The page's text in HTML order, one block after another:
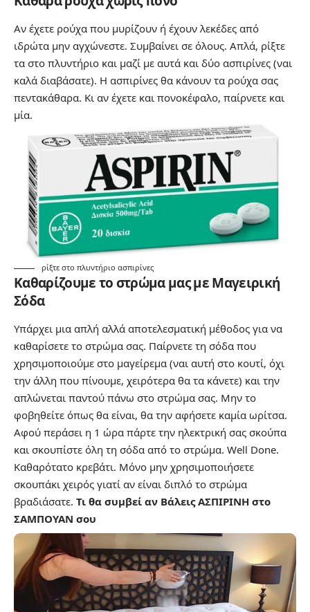
Αν έχετε ρούχα που μυρίζουν ή έχουν λεκέδες από
ιδρώτα μην αγχώνεστε. Συμβαίνει σε όλους. Απλά, ρίξτε
τα στο πλυντήριο και μαζί με αυτά και δύο ασπιρίνες (ναι
καλά διαβάσατε). Η ασπιρίνες θα κάνουν τα ρούχα σας
πεντακάθαρα. Κι αν έχετε και πονοκέφαλο, παίρνετε και
μία.
ρίξτε στο πλυντήριο ασπιρίνες
Καθαρίζουμε το στρώμα μας με Μαγειρική
Σόδα
Υπάρχει μια απλή αλλά αποτελεσματική μέθοδος για να
καθαρίσετε το στρώμα σας. Παίρνετε τη σόδα που
χρησιμοποιούμε στο μαγείρεμα (ναι αυτή στο κουτί, όχι
την άλλη που πίνουμε, χειρότερα θα τα κάνετε) και την
απλώνεται παντού πάνω στο στρώμα σας. Μην το
φοβηθείτε όπως θα είναι, θα την αφήσετε καμία ωρίτσα.
Αφού περάσει η 1 ώρα πάρτε την ηλεκτρική σας σκούπα
και σκουπίστε όλη τη σόδα από το στρώμα. Well Done.
Καθαρότατο κρεβάτι. Μόνο μην χρησιμοποιήσετε
σκουπάκι χειρός γιατί αν είναι διπλό το στρώμα
βραδιάσατε. Τι θα συμβεί αν Βάλεις ΑΣΠΙΡΙΝΗ στο
ΣΑΜΠΟΥΑΝ σου